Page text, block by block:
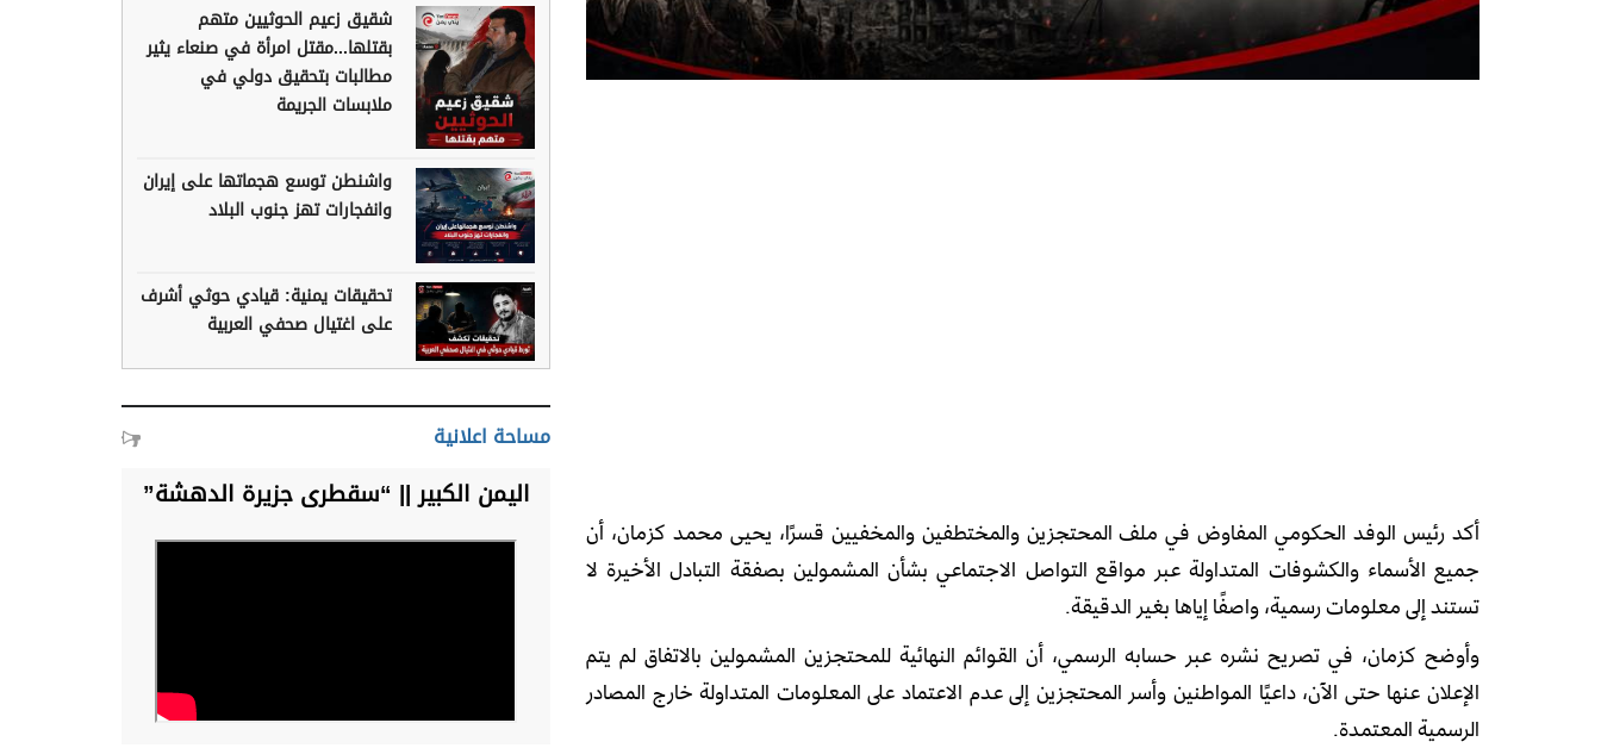
أكد رئيس الوفد الحكومي المفاوض في ملف المحتجزين والمختطفين والمخفيين قسرًا، يحيى محمد كزمان، أن
جميع الأسماء والكشوفات المتداولة عبر مواقع التواصل الاجتماعي بشأن المشمولين بصفقة التبادل الأخيرة لا
تستند إلى معلومات رسمية، واصفًا إياها بغير الدقيقة.
وأوضح كزمان، في تصريح نشره عبر حسابه الرسمي، أن القوائم النهائية للمحتجزين المشمولين بالاتفاق لم يتم
الإعلان عنها حتى الآن، داعيًا المواطنين وأسر المحتجزين إلى عدم الاعتماد على المعلومات المتداولة خارج المصادر
الرسمية المعتمدة.
شقيق زعيم الحوثيين متهم
بقتلها...مقتل امرأة في صنعاء يثير
مطالبات بتحقيق دولي في
ملابسات الجريمة
واشنطن توسع هجماتها على إيران
وانفجارات تهز جنوب البلاد
تحقيقات يمنية: قيادي حوثي أشرف
على اغتيال صحفي العربية
مساحة اعلانية
اليمن الكبير || “سقطرى جزيرة الدهشة”